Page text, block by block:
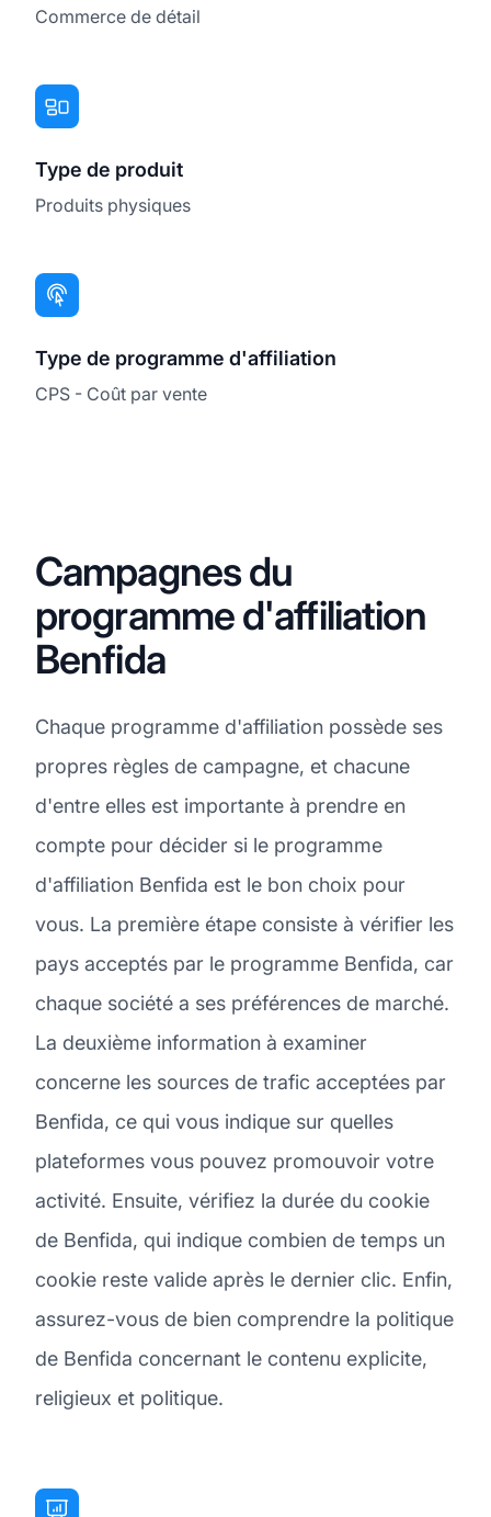
Commerce de détail
Type de produit
Produits physiques
Type de programme d'affiliation
CPS - Coût par vente
Campagnes du
programme d'affiliation
Benfida
Chaque programme d'affiliation possède ses
propres règles de campagne, et chacune
d'entre elles est importante à prendre en
compte pour décider si le programme
d'affiliation Benfida est le bon choix pour
vous. La première étape consiste à vérifier les
pays acceptés par le programme Benfida, car
chaque société a ses préférences de marché.
La deuxième information à examiner
concerne les sources de trafic acceptées par
Benfida, ce qui vous indique sur quelles
plateformes vous pouvez promouvoir votre
activité. Ensuite, vérifiez la durée du cookie
de Benfida, qui indique combien de temps un
cookie reste valide après le dernier clic. Enfin,
assurez-vous de bien comprendre la politique
de Benfida concernant le contenu explicite,
religieux et politique.